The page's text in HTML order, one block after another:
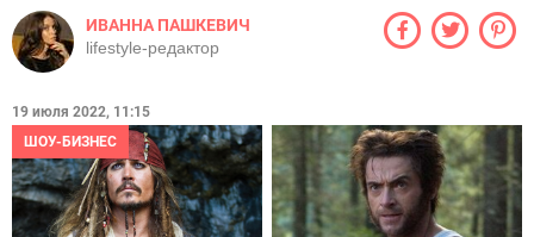
ИВАННА ПАШКЕВИЧ
lifestyle-редактор
19 июля 2022, 11:15
ШОУ-БИЗНЕС